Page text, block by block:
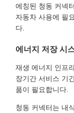
에칭된 청동 커넥
자동차 사용에 필
다.
에너지 저장 시
재생 에너지 인프
장기간 서비스 기
품이 필요합니다.
청동 커넥터는 내